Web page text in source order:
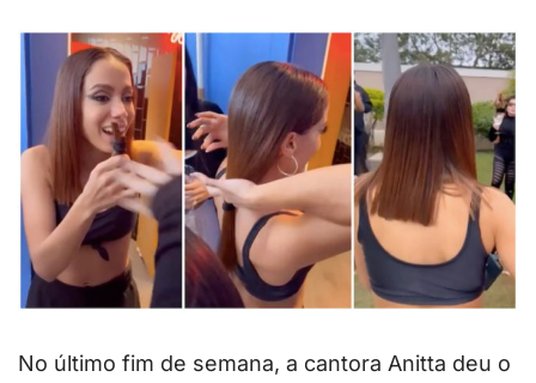
No último fim de semana, a cantora Anitta deu o